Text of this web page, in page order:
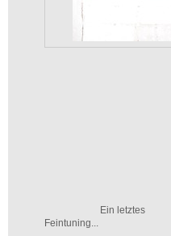
Ein letztes
Feintuning...